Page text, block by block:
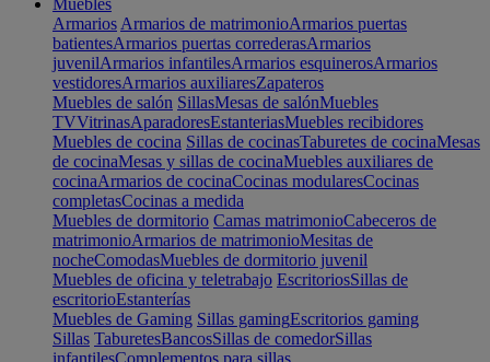
Muebles
Armarios Armarios de matrimonioArmarios puertas
batientesArmarios puertas correderasArmarios
juvenilArmarios infantilesArmarios esquinerosArmarios
vestidoresArmarios auxiliaresZapateros
Muebles de salón SillasMesas de salónMuebles
TVVitrinasAparadoresEstanteriasMuebles recibidores
Muebles de cocina Sillas de cocinasTaburetes de cocinaMesas
de cocinaMesas y sillas de cocinaMuebles auxiliares de
cocinaArmarios de cocinaCocinas modularesCocinas
completasCocinas a medida
Muebles de dormitorio Camas matrimonioCabeceros de
matrimonioArmarios de matrimonioMesitas de
nocheComodasMuebles de dormitorio juvenil
Muebles de oficina y teletrabajo EscritoriosSillas de
escritorioEstanterías
Muebles de Gaming Sillas gamingEscritorios gaming
Sillas TaburetesBancosSillas de comedorSillas
infantilesComplementos para sillas